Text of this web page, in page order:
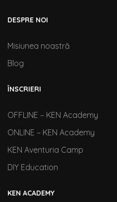
DESPRE NOI
Misiunea noastră
Blog
ÎNSCRIERI
OFFLINE – KEN Academy
ONLINE – KEN Academy
KEN Aventuria Camp
DIY Education
KEN ACADEMY